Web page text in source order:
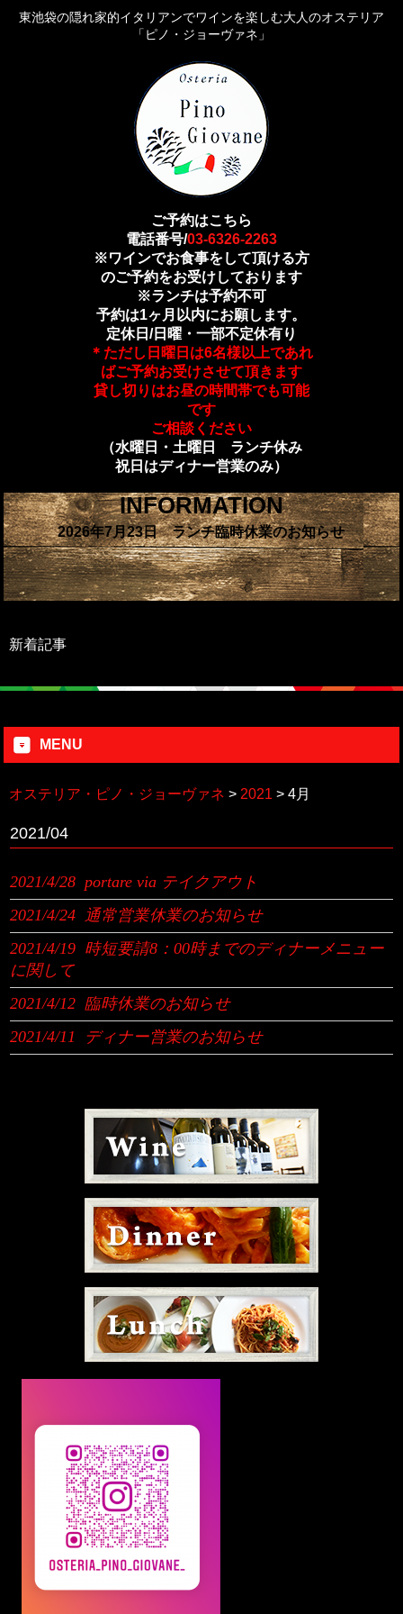
東池袋の隠れ家的イタリアンでワインを楽しむ大人のオステリア
「ピノ・ジョーヴァネ」
ご予約はこちら
電話番号/03-6326-2263
※ワインでお食事をして頂ける方
のご予約をお受けしております
※ランチは予約不可
予約は1ヶ月以内にお願します。
定休日/日曜・一部不定休有り
＊ただし日曜日は6名様以上であれ
ばご予約お受けさせて頂きます
貸し切りはお昼の時間帯でも可能
です
ご相談ください
（水曜日・土曜日 ランチ休み
祝日はディナー営業のみ）
INFORMATION
2026年7月23日 ランチ臨時休業のお知らせ
新着記事
MENU
オステリア・ピノ・ジョーヴァネ > 2021 > 4月
2021/04
2021/4/28 portare via テイクアウト
2021/4/24 通常営業休業のお知らせ
2021/4/19 時短要請8：00時までのディナーメニュー
に関して
2021/4/12 臨時休業のお知らせ
2021/4/11
ディナー営業のお知らせ